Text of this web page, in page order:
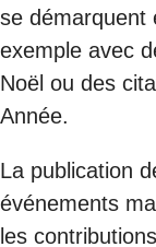
se démarquent
exemple avec
Noël ou des
Année.
La publication
événements
les